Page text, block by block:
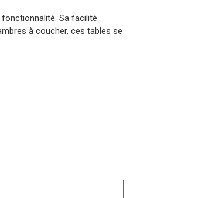
Sa facilité
à coucher, ces tables se